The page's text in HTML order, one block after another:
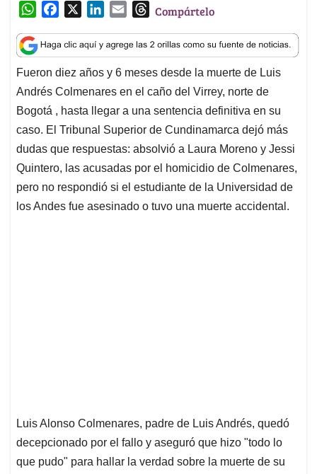
W
a
t
s
A
p
p
c
e
b
o
o
k
n
k
e
d
I
n
a
i
l
T
r
e
a
d
s
Compártelo
Fueron diez años y 6 meses desde la muerte de Luis
Andrés Colmenares en el caño del Virrey, norte de
Bogotá , hasta llegar a una sentencia definitiva en su
caso. El Tribunal Superior de Cundinamarca dejó más
dudas que respuestas: absolvió a Laura Moreno y Jessi
Quintero, las acusadas por el homicidio de Colmenares,
pero no respondió si el estudiante de la Universidad de
los Andes fue asesinado o tuvo una muerte accidental.
Luis Alonso Colmenares, padre de Luis Andrés, quedó
decepcionado por el fallo y aseguró que hizo "todo lo
que pudo" para hallar la verdad sobre la muerte de su